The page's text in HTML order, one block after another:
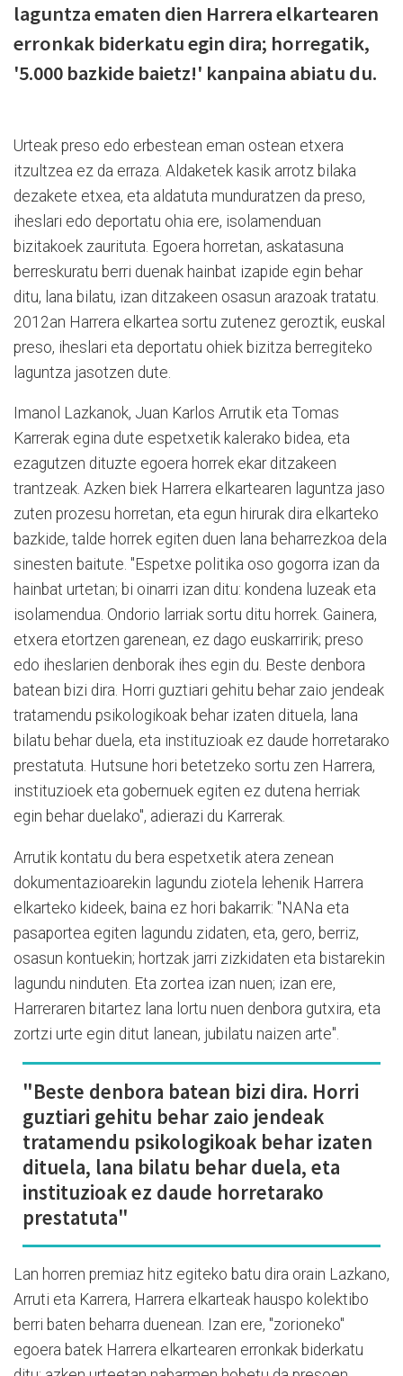
laguntza ematen dien Harrera elkartearen
erronkak biderkatu egin dira; horregatik,
'5.000 bazkide baietz!' kanpaina abiatu du.
Urteak preso edo erbestean eman ostean etxera
itzultzea ez da erraza. Aldaketek kasik arrotz bilaka
dezakete etxea, eta aldatuta munduratzen da preso,
iheslari edo deportatu ohia ere, isolamenduan
bizitakoek zaurituta. Egoera horretan, askatasuna
berreskuratu berri duenak hainbat izapide egin behar
ditu, lana bilatu, izan ditzakeen osasun arazoak tratatu.
2012an Harrera elkartea sortu zutenez geroztik, euskal
preso, iheslari eta deportatu ohiek bizitza berregiteko
laguntza jasotzen dute.
Imanol Lazkanok, Juan Karlos Arrutik eta Tomas
Karrerak egina dute espetxetik kalerako bidea, eta
ezagutzen dituzte egoera horrek ekar ditzakeen
trantzeak. Azken biek Harrera elkartearen laguntza jaso
zuten prozesu horretan, eta egun hirurak dira elkarteko
bazkide, talde horrek egiten duen lana beharrezkoa dela
sinesten baitute. "Espetxe politika oso gogorra izan da
hainbat urtetan; bi oinarri izan ditu: kondena luzeak eta
isolamendua. Ondorio larriak sortu ditu horrek. Gainera,
etxera etortzen garenean, ez dago euskarririk; preso
edo iheslarien denborak ihes egin du. Beste denbora
batean bizi dira. Horri guztiari gehitu behar zaio jendeak
tratamendu psikologikoak behar izaten dituela, lana
bilatu behar duela, eta instituzioak ez daude horretarako
prestatuta. Hutsune hori betetzeko sortu zen Harrera,
instituzioek eta gobernuek egiten ez dutena herriak
egin behar duelako", adierazi du Karrerak.
Arrutik kontatu du bera espetxetik atera zenean
dokumentazioarekin lagundu ziotela lehenik Harrera
elkarteko kideek, baina ez hori bakarrik: "NANa eta
pasaportea egiten lagundu zidaten, eta, gero, berriz,
osasun kontuekin; hortzak jarri zizkidaten eta bistarekin
lagundu ninduten. Eta zortea izan nuen; izan ere,
Harreraren bitartez lana lortu nuen denbora gutxira, eta
zortzi urte egin ditut lanean, jubilatu naizen arte".
"Beste denbora batean bizi dira. Horri
guztiari gehitu behar zaio jendeak
tratamendu psikologikoak behar izaten
dituela, lana bilatu behar duela, eta
instituzioak ez daude horretarako
prestatuta"
Lan horren premiaz hitz egiteko batu dira orain Lazkano,
Arruti eta Karrera, Harrera elkarteak hauspo kolektibo
berri baten beharra duenean. Izan ere, "zorioneko"
egoera batek Harrera elkartearen erronkak biderkatu